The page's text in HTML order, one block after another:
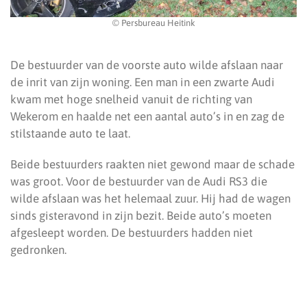
© Persbureau Heitink
De bestuurder van de voorste auto wilde afslaan naar
de inrit van zijn woning. Een man in een zwarte Audi
kwam met hoge snelheid vanuit de richting van
Wekerom en haalde net een aantal auto’s in en zag de
stilstaande auto te laat.
Beide bestuurders raakten niet gewond maar de schade
was groot. Voor de bestuurder van de Audi RS3 die
wilde afslaan was het helemaal zuur. Hij had de wagen
sinds gisteravond in zijn bezit. Beide auto’s moeten
afgesleept worden. De bestuurders hadden niet
gedronken.